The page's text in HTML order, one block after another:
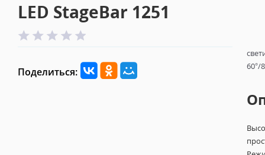
LED StageBar 1251
Поделиться:
60°/